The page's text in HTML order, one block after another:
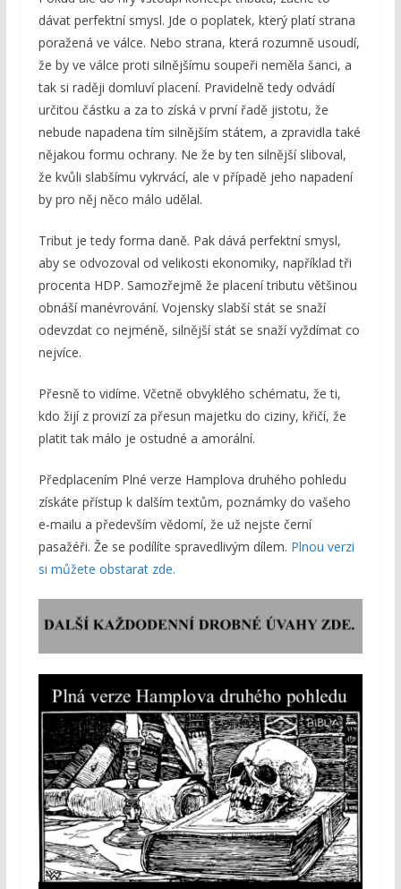
dávat perfektní smysl. Jde o poplatek, který platí strana
poražená ve válce. Nebo strana, která rozumně usoudí,
že by ve válce proti silnějšímu soupeři neměla šanci, a
tak si raději domluví placení. Pravidelně tedy odvádí
určitou částku a za to získá v první řadě jistotu, že
nebude napadena tím silnějším státem, a zpravidla také
nějakou formu ochrany. Ne že by ten silnější sliboval,
že kvůli slabšímu vykrvácí, ale v případě jeho napadení
by pro něj něco málo udělal.
Tribut je tedy forma daně. Pak dává perfektní smysl,
aby se odvozoval od velikosti ekonomiky, například tři
procenta HDP. Samozřejmě že placení tributu většinou
obnáší manévrování. Vojensky slabší stát se snaží
odevzdat co nejméně, silnější stát se snaží vyždímat co
nejvíce.
Přesně to vidíme. Včetně obvyklého schématu, že ti,
kdo žijí z provizí za přesun majetku do ciziny, křičí, že
platit tak málo je ostudné a amorální.
Předplacením Plné verze Hamplova druhého pohledu
získáte přístup k dalším textům, poznámky do vašeho
e-mailu a především vědomí, že už nejste černí
pasažéři. Že se podílíte spravedlivým dílem. Plnou verzi
si můžete obstarat zde.